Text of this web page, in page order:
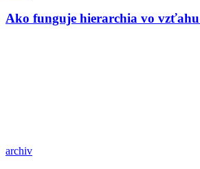
Ako funguje hierarchia vo vzťahu
archiv